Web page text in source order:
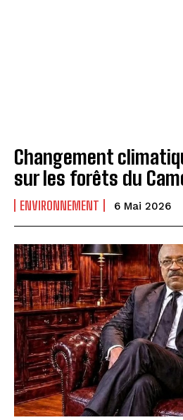
Changement
sur les forêts du
ENVIRONNEMENT 6 Mai 2026